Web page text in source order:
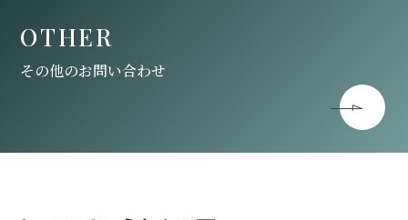
OTHER
その他のお問い合わせ